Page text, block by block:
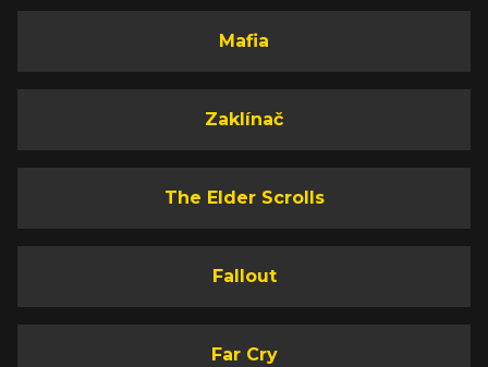
Mafia
Zaklínač
The Elder Scrolls
Fallout
Far Cry